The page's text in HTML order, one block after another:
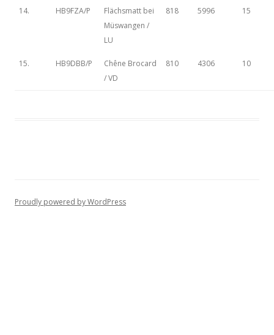
14. HB9FZA/P
Flächsmatt bei
Müswangen /
LU
818 5996 15
15. HB9DBB/P
Chêne Brocard
/ VD
810 4306 10
Proudly powered by WordPress